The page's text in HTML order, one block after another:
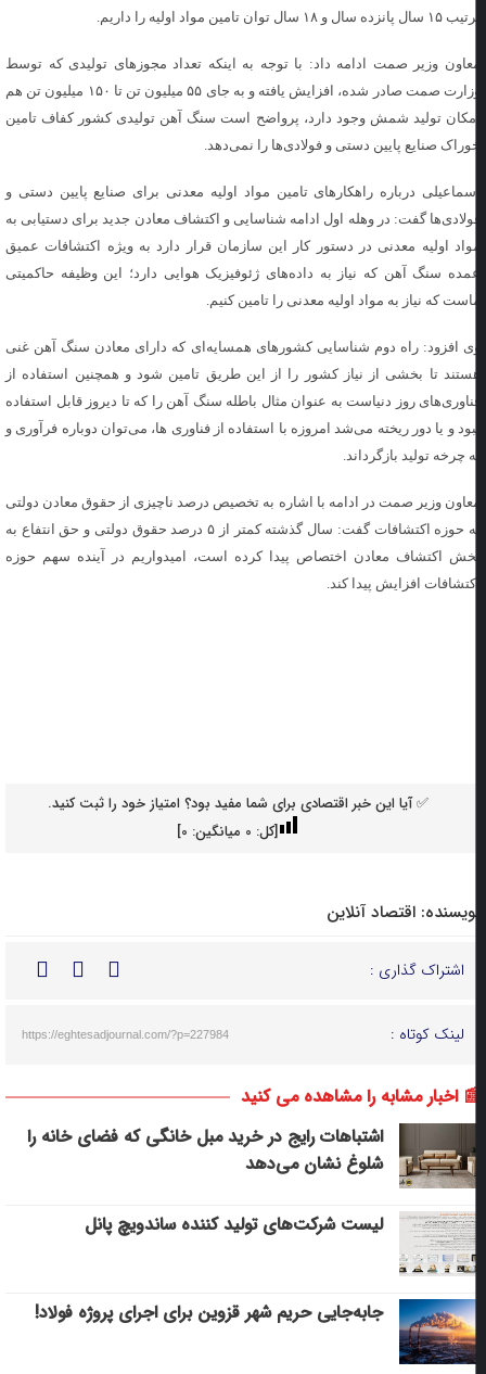
سال و ۱۸ سال توان تامین مواد اولیه را داریم.
وزیر صمت ادامه داد: با توجه به اینکه تعداد مجوزهای تولیدی که توسط
وزارت صمت صادر شده، افزایش یافته و به جای ۵۵ میلیون تن تا ۱۵۰ میلیون تن هم
تولید شمش وجود دارد، پرواضح است سنگ آهن تولیدی کشور کفاف تامین
صنایع پایین دستی و فولادی‌ها را نمی‌دهد.
درباره راهکارهای تامین مواد اولیه معدنی برای صنایع پایین دستی و
گفت: در وهله اول ادامه شناسایی و اکتشاف معادن جدید برای دستیابی به
اولیه معدنی در دستور کار این سازمان قرار دارد به ویژه اکتشافات عمیق
سنگ آهن که نیاز به داده‌های ژئوفیزیک هوایی دارد؛ این وظیفه حاکمیتی
که نیاز به مواد اولیه معدنی را تامین کنیم.
افزود: راه دوم شناسایی کشورهای همسایه‌ای که دارای معادن سنگ آهن غنی
تا بخشی از نیاز کشور را از این طریق تامین شود و همچنین استفاده از
روز دنیاست به عنوان مثال باطله سنگ آهن را که تا دیروز قابل استفاده
و یا دور ریخته می‌شد امروزه با استفاده از فناوری ها، می‌توان دوباره فرآوری و
چرخه تولید بازگرداند.
وزیر صمت در ادامه با اشاره به تخصیص درصد ناچیزی از حقوق معادن دولتی
به حوزه اکتشافات گفت: سال گذشته کمتر از ۵ درصد حقوق دولتی و حق انتفاع به
اکتشاف معادن اختصاص پیدا کرده است، امیدواریم در آینده سهم حوزه
افزایش پیدا کند.
✅ آیا این خبر اقتصادی برای شما مفید بود؟ امتیاز خود را ثبت کنید.
[کل:0 میانگین:0
اقتصاد آنلاین
اشتراک گذاری :
لینک کوتاه : https://eghtesadjournal.com/?p=227984
اخبار مشابه را مشاهده می کنید
اشتباهات رایج در خرید مبل خانگی که فضای خانه را
شلوغ نشان می‌دهد
لیست شرکت‌های تولید کننده ساندویچ پانل
جابه‌جایی حریم شهر قزوین برای اجرای پروژه فولاد!